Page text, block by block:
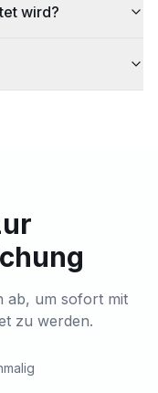
wird?
ab, um sofort mit
zu werden.